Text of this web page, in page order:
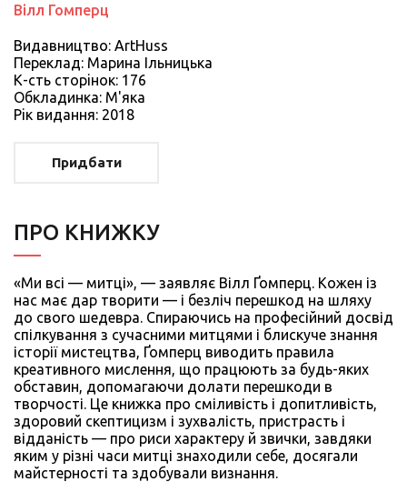
Вілл Гомперц
Видавництво: ArtHuss
Переклад: Марина Ільницька
К-сть сторiнок: 176
Обкладинка: М'яка
Рiк видання: 2018
Придбати
ПРО КНИЖКУ
«Ми всі — митці», — заявляє Вілл Ґомперц. Кожен із
нас має дар творити — і безліч перешкод на шляху
до свого шедевра. Спираючись на професійний досвід
спілкування з сучасними митцями і блискуче знання
історії мистецтва, Ґомперц виводить правила
креативного мислення, що працюють за будь-яких
обставин, допомагаючи долати перешкоди в
творчості. Це книжка про сміливість і допитливість,
здоровий скептицизм і зухвалість, пристрасть і
відданість — про риси характеру й звички, завдяки
яким у різні часи митці знаходили себе, досягали
майстерності та здобували визнання.